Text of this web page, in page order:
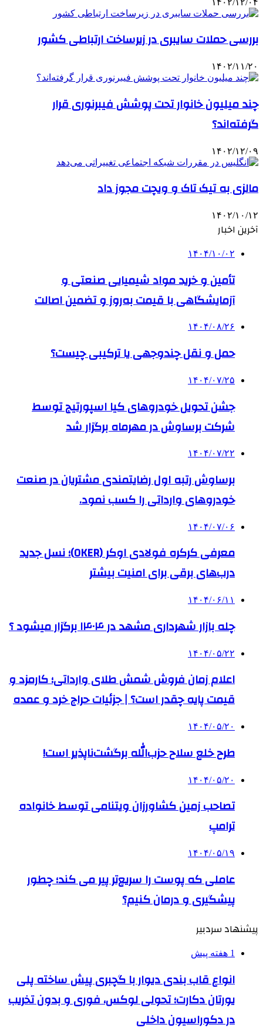
بررسی حملات سایبری در زیرساخت ارتباطی کشور
۱۴۰۲/۱۱/۲۰
چند میلیون خانوار تحت پوشش فیبرنوری قرار
گرفته‌اند؟
۱۴۰۲/۱۲/۰۹
مالزی به تیک تاک و ویچت مجوز داد
۱۴۰۲/۱۰/۱۲
آخرین اخبار
۱۴۰۴/۱۰/۰۲
تأمین و خرید مواد شیمیایی صنعتی و
آزمایشگاهی با قیمت به‌روز و تضمین اصالت
۱۴۰۴/۰۸/۲۶
حمل و نقل چندوجهی یا ترکیبی چیست؟
۱۴۰۴/۰۷/۲۵
جشن تحویل خودروهای کیا اسپورتیج توسط
شرکت برساوش در مهرماه برگزار شد
۱۴۰۴/۰۷/۲۲
برساوش رتبه اول رضایتمندی مشتریان در صنعت
خودروهای وارداتی را کسب نمود.
۱۴۰۴/۰۷/۰۶
معرفی کرکره فولادی اوکر (OKER)؛ نسل جدید
درب‌های برقی برای امنیت بیشتر
۱۴۰۴/۰۶/۱۱
چله بازار شهرداری مشهد در ۱۴۰۴ برگزار میشود ؟
۱۴۰۴/۰۵/۲۲
اعلام زمان فروش شمش طلای وارداتی؛ کارمزد و
قیمت پایه چقدر است؟ | جزئیات حراج خرد و عمده
۱۴۰۴/۰۵/۲۰
طرح خلع سلاح حزب‌الله برگشت‌ناپذیر است!
۱۴۰۴/۰۵/۲۰
تصاحب زمین کشاورزان ویتنامی توسط خانواده
ترامپ
۱۴۰۴/۰۵/۱۹
عاملی که پوست را سریع‌تر پیر می کند؛ چطور
پیشگیری و درمان کنیم؟
پیشنهاد سردبیر
1 هفته پیش
انواع قاب بندی دیوار با گچبری پیش ساخته پلی
یورتان دکارت؛ تحولی لوکس، فوری و بدون تخریب
در دکوراسیون داخلی